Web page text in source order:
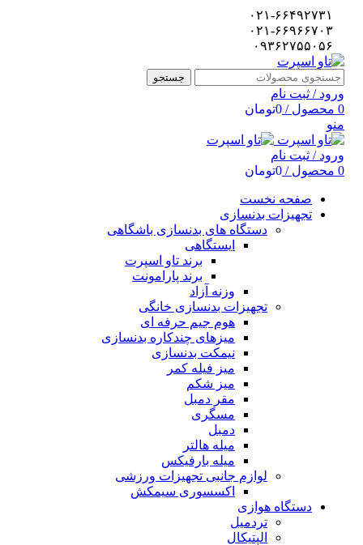
جستجو
ورود / ثبت نام
0 محصول / تومان0
منو
ورود / ثبت نام
0 محصول / تومان0
صفحه نخست
تجهیزات بدنسازی
دستگاه های بدنسازی باشگاهی
ایستگاهی
برند تاو اسپرت
برند پارامونت
وزنه آزاد
تجهیزات بدنسازی خانگی
هوم جیم حرفه ای
میزهای چندکاره بدنسازی
نیمکت بدنسازی
میز فیله کمر
میز شکم
مقر دمبل
مسگری
دمبل
میله هالتر
میله بارفیکس
لوازم جانبی تجهیزات ورزشی
اکسسوری سیمکش
دستگاه هوازی
تردمیل
الپتیکال